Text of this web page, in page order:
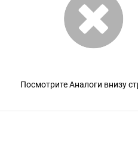
Посмотрите Аналоги внизу